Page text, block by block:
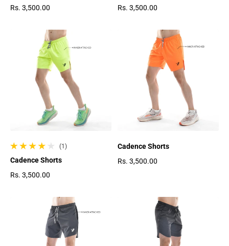
Rs. 3,500.00 Rs. 3,500.00
(1)
1 gesamte Bewertungen
Cadence Shorts
Rs. 3,500.00
Cadence Shorts
Rs. 3,500.00